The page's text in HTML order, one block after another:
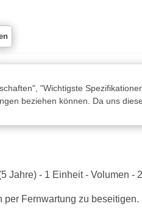
"Wichtigste
beziehen können. Da uns
- 1 Einheit - Volumen -
Fernwartung zu beseitigen.